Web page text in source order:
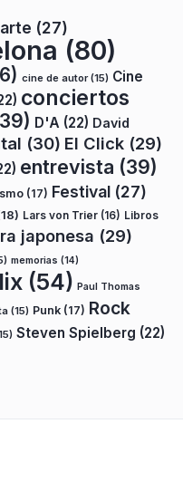
arte (27)
(80)
cine de autor(15) Cine
conciertos
D'A (22) David
(30) El Click (29)
entrevista (39)
(17) Festival (27)
Lars von Trier (16) Libros
japonesa (29)
memorias (14)
(54) Paul Thomas
(15) Punk (17) Rock
Steven Spielberg (22)